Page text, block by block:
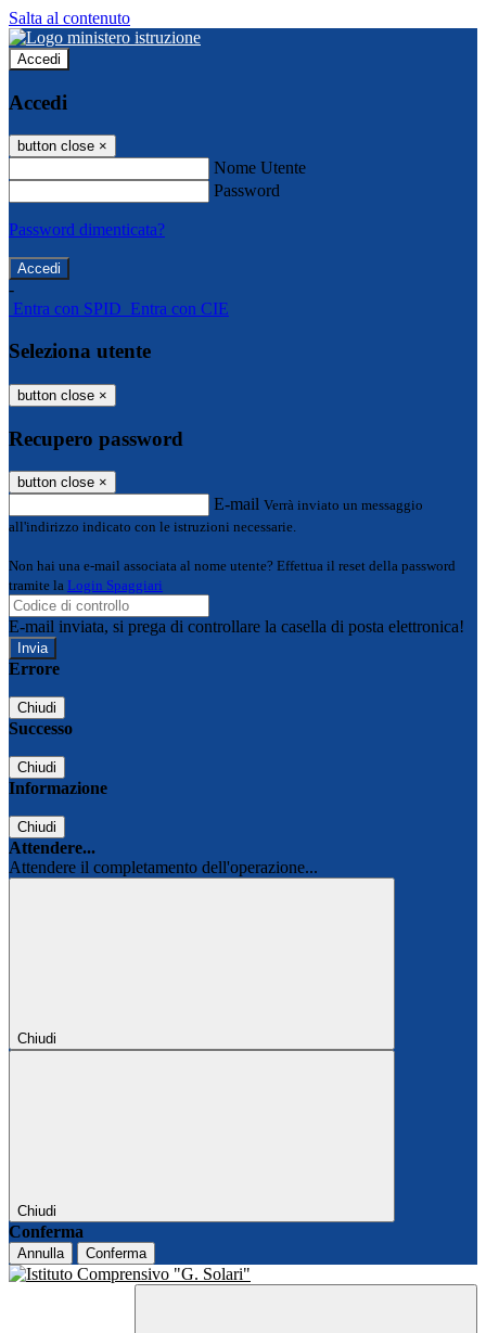
Salta al contenuto
Accedi
Accedi
button close ×
Nome Utente
Password
Password dimenticata?
-
Entra con SPID Entra con CIE
Seleziona utente
button close ×
Recupero password
button close ×
E-mail Verrà inviato un messaggio
all'indirizzo indicato con le istruzioni necessarie.
Non hai una e-mail associata al nome utente? Effettua il reset della password
tramite la Login Spaggiari
E-mail inviata, si prega di controllare la casella di posta elettronica!
Errore
Chiudi
Successo
Chiudi
Informazione
Chiudi
Attendere...
Attendere il completamento dell'operazione...
Chiudi
Chiudi
Conferma
Annulla Conferma